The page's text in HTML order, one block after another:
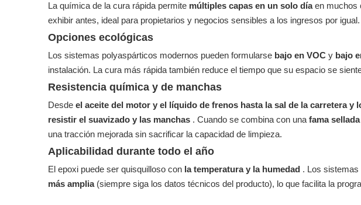
La química de la cura rápida permite múltiples capas en un solo díaen muchos
exhibir antes, ideal para propietarios y negocios sensibles a los ingresos por igual.
Opciones ecológicas
Los sistemas polyaspárticos modernos pueden formularse bajo en VOC y bajo
instalación. La cura más rápida también reduce el tiempo que su espacio se
Resistencia química y de manchas
Desde el aceite del motor y el líquido de frenos hasta la sal de la carretera y
resistir el suavizado y las manchas . Cuando se combina con una fama sellada
una tracción mejorada sin sacrificar la capacidad de limpieza.
Aplicabilidad durante todo el año
El epoxi puede ser quisquilloso con la temperatura y la humedad . Los sistemas
más amplia (siempre siga los datos técnicos del producto), lo que facilita la